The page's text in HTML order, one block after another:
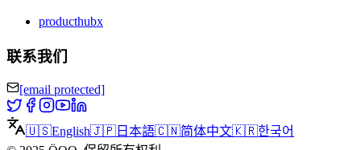
producthubx
联系我们
[email protected]
🇺🇸English🇯🇵 日本語🇨🇳简体中文🇰🇷한국어